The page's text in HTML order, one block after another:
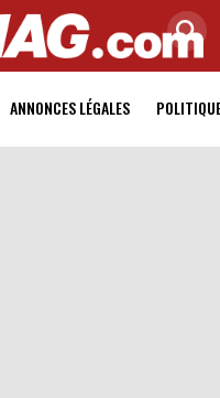
ANNONCES LÉGALES